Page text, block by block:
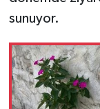
sunuyor.